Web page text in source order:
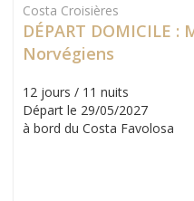
Costa Croisières
DÉPART DOMICILE :
Norvégiens
12 jours / 11 nuits
Départ le 29/05/2027
à bord du Costa Favolosa